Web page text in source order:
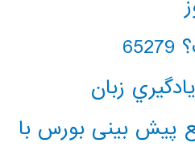
زبان
پیش بینی بورس با